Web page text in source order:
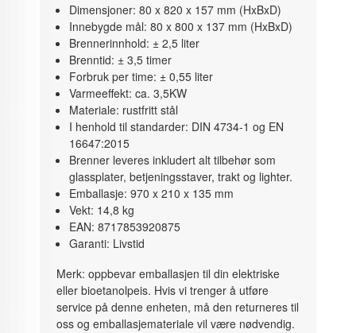
Dimensjoner: 80 x 820 x 157 mm (HxBxD)
Innebygde mål: 80 x 800 x 137 mm (HxBxD)
Brennerinnhold: ± 2,5 liter
Brenntid: ± 3,5 timer
Forbruk per time: ± 0,55 liter
Varmeeffekt: ca. 3,5KW
Materiale: rustfritt stål
I henhold til standarder: DIN 4734-1 og EN
16647:2015
Brenner leveres inkludert alt tilbehør som
glassplater, betjeningsstaver, trakt og lighter.
Emballasje: 970 x 210 x 135 mm
Vekt: 14,8 kg
EAN: 8717853920875
Garanti: Livstid
Merk: oppbevar emballasjen til din elektriske
eller bioetanolpeis. Hvis vi trenger å utføre
service på denne enheten, må den returneres til
oss og emballasjemateriale vil være nødvendig.